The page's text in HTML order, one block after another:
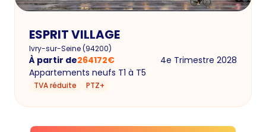
ESPRIT VILLAGE
Ivry-sur-Seine(94200)
À partir de264172€
4e Trimestre 2028
Appartements neufs T1 à T5
TVA réduite PTZ+